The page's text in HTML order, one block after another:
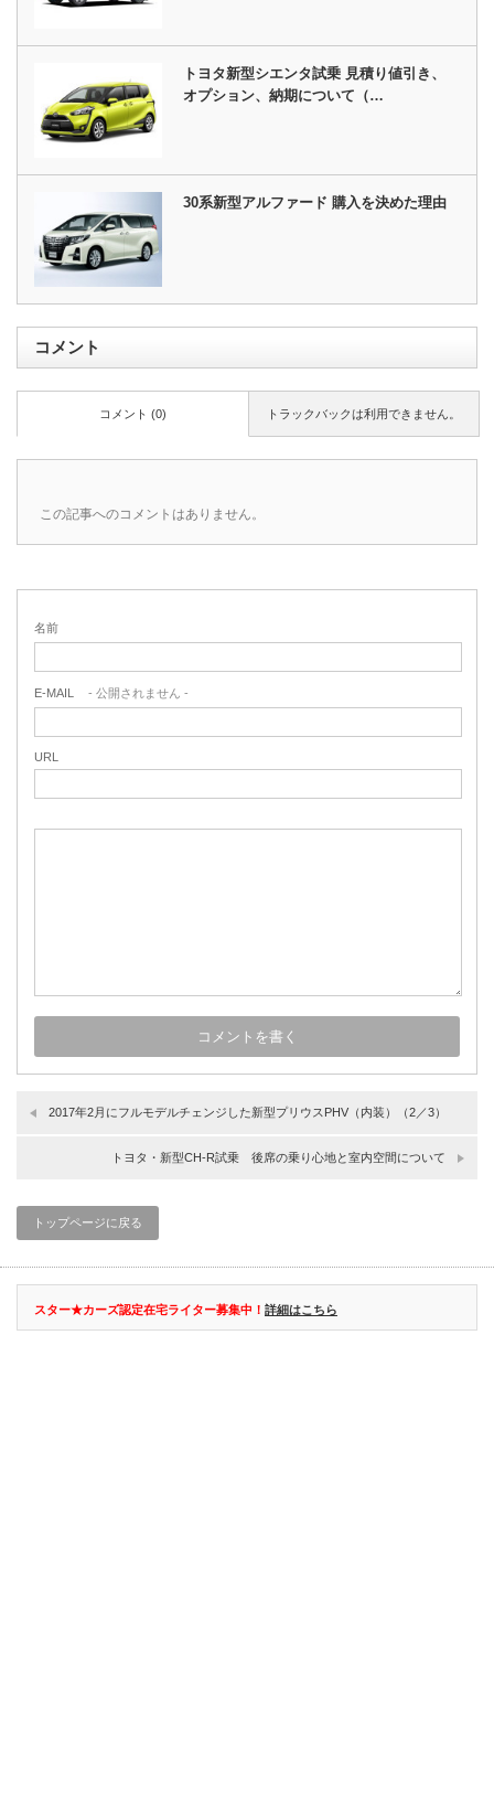
トヨタ新型シエンタ試乗 見積り値引き、
オプション、納期について（…
30系新型アルファード 購入を決めた理由
コメント
トラックバックは利用できません。
コメント (0)
この記事へのコメントはありません。
名前
E-MAIL - 公開されません -
URL
2017年2月にフルモデルチェンジした新型プリウスPHV（内装）（2／3）
トヨタ・新型CH-R試乗 後席の乗り心地と室内空間について
トップページに戻る
スター★カーズ認定在宅ライター募集中！ 詳細はこちら